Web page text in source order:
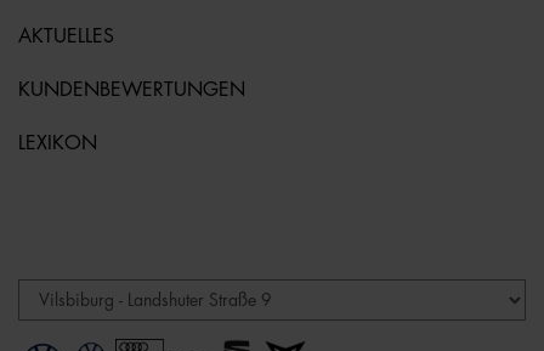
AKTUELLES
KUNDENBEWERTUNGEN
LEXIKON